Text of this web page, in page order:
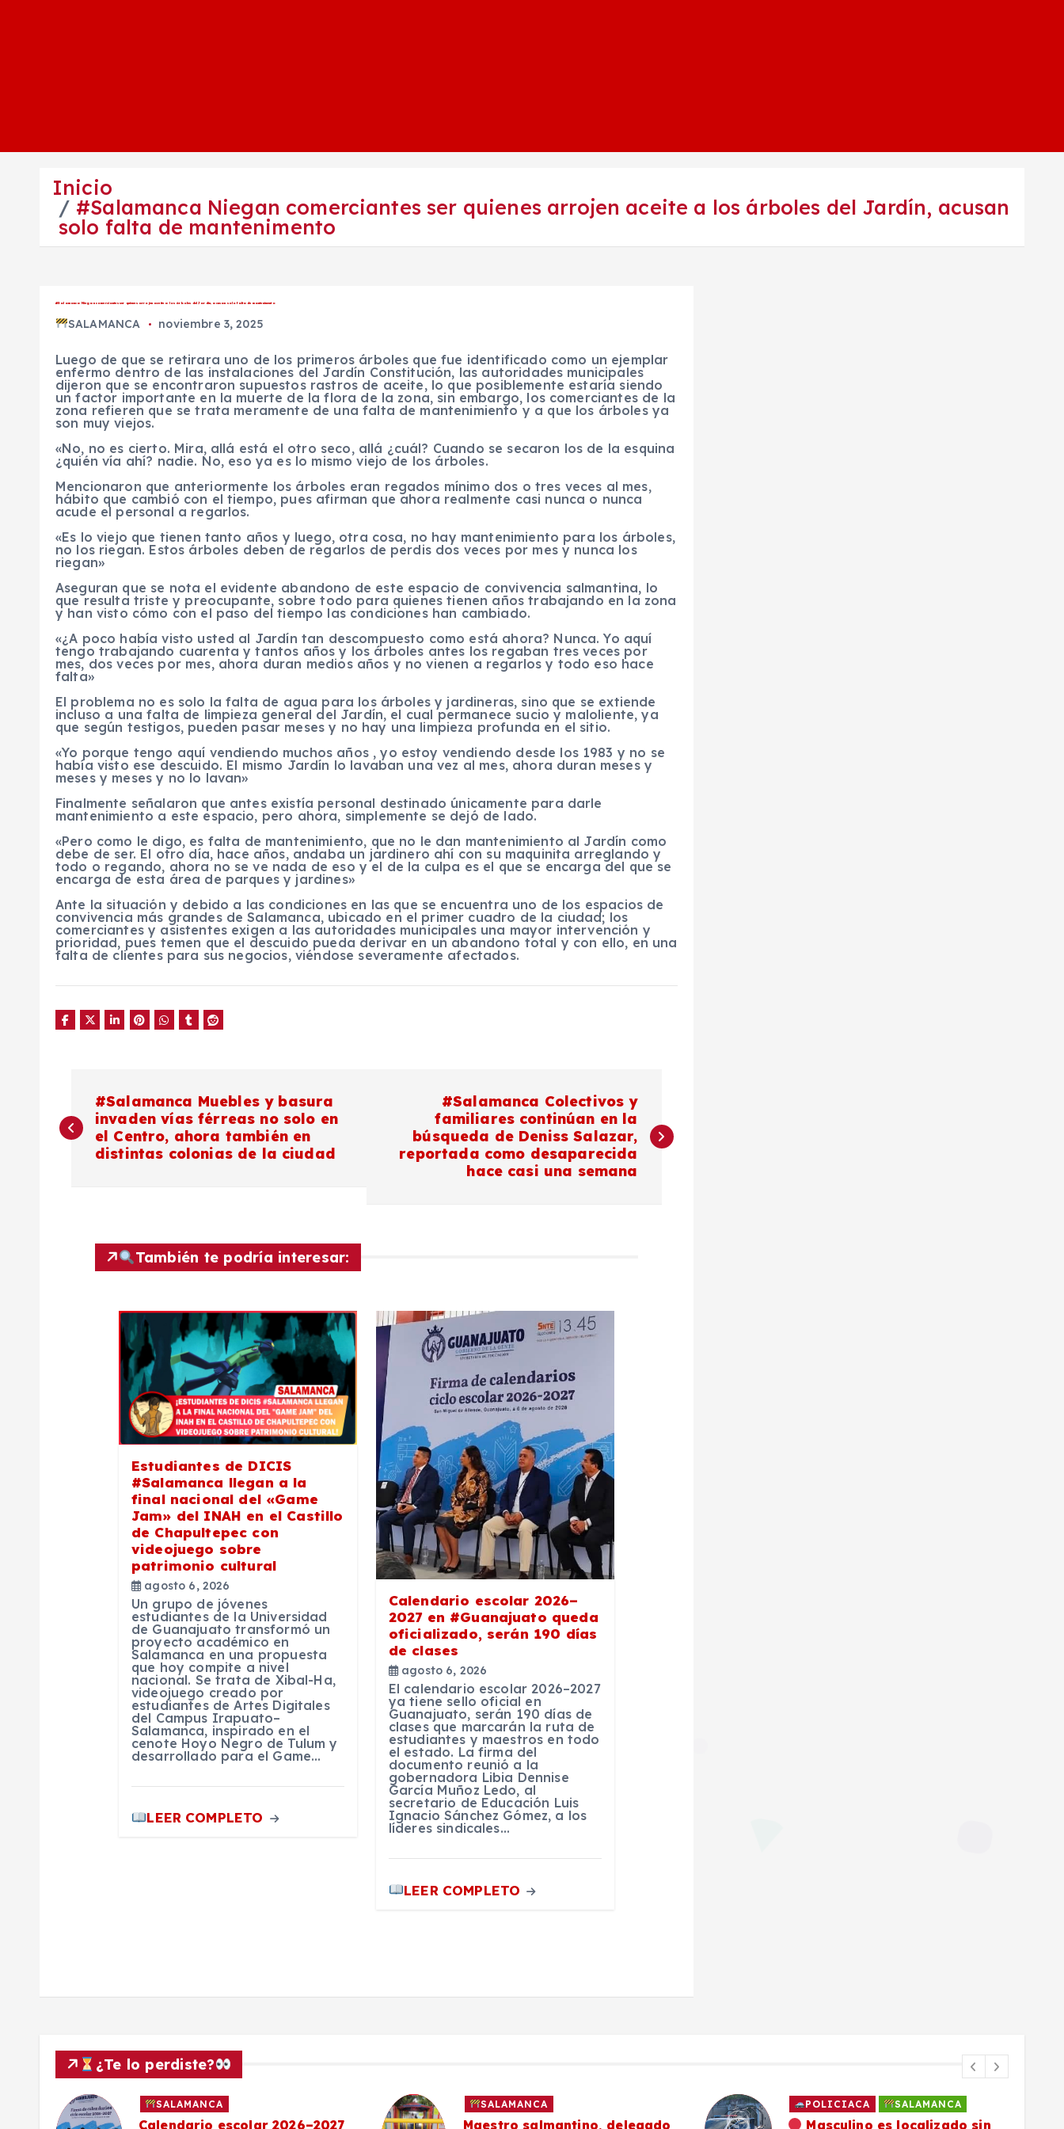
Inicio
#Salamanca Niegan comerciantes ser quienes arrojen aceite a los árboles del Jardín, acusan
solo falta de mantenimento
#Salamanca Niegan comerciantes ser quienes arrojen aceite a los árboles del Jardín, acusan solo falta de mantenimento
SALAMANCA noviembre 3, 2025
Luego de que se retirara uno de los primeros árboles que fue identificado como un ejemplar
enfermo dentro de las instalaciones del Jardín Constitución, las autoridades municipales
dijeron que se encontraron supuestos rastros de aceite, lo que posiblemente estaría siendo
un factor importante en la muerte de la flora de la zona, sin embargo, los comerciantes de la
zona refieren que se trata meramente de una falta de mantenimiento y a que los árboles ya
son muy viejos.
«No, no es cierto. Mira, allá está el otro seco, allá ¿cuál? Cuando se secaron los de la esquina
¿quién vía ahí? nadie. No, eso ya es lo mismo viejo de los árboles.
Mencionaron que anteriormente los árboles eran regados mínimo dos o tres veces al mes,
hábito que cambió con el tiempo, pues afirman que ahora realmente casi nunca o nunca
acude el personal a regarlos.
«Es lo viejo que tienen tanto años y luego, otra cosa, no hay mantenimiento para los árboles,
no los riegan. Estos árboles deben de regarlos de perdis dos veces por mes y nunca los
riegan»
Aseguran que se nota el evidente abandono de este espacio de convivencia salmantina, lo
que resulta triste y preocupante, sobre todo para quienes tienen años trabajando en la zona
y han visto cómo con el paso del tiempo las condiciones han cambiado.
«¿A poco había visto usted al Jardín tan descompuesto como está ahora? Nunca. Yo aquí
tengo trabajando cuarenta y tantos años y los árboles antes los regaban tres veces por
mes, dos veces por mes, ahora duran medios años y no vienen a regarlos y todo eso hace
falta»
El problema no es solo la falta de agua para los árboles y jardineras, sino que se extiende
incluso a una falta de limpieza general del Jardín, el cual permanece sucio y maloliente, ya
que según testigos, pueden pasar meses y no hay una limpieza profunda en el sitio.
«Yo porque tengo aquí vendiendo muchos años , yo estoy vendiendo desde los 1983 y no se
había visto ese descuido. El mismo Jardín lo lavaban una vez al mes, ahora duran meses y
meses y meses y no lo lavan»
Finalmente señalaron que antes existía personal destinado únicamente para darle
mantenimiento a este espacio, pero ahora, simplemente se dejó de lado.
«Pero como le digo, es falta de mantenimiento, que no le dan mantenimiento al Jardín como
debe de ser. El otro día, hace años, andaba un jardinero ahí con su maquinita arreglando y
todo o regando, ahora no se ve nada de eso y el de la culpa es el que se encarga del que se
encarga de esta área de parques y jardines»
Ante la situación y debido a las condiciones en las que se encuentra uno de los espacios de
convivencia más grandes de Salamanca, ubicado en el primer cuadro de la ciudad; los
comerciantes y asistentes exigen a las autoridades municipales una mayor intervención y
prioridad, pues temen que el descuido pueda derivar en un abandono total y con ello, en una
falta de clientes para sus negocios, viéndose severamente afectados.
a
#Salamanca Muebles y basura
invaden vías férreas no solo en
el Centro, ahora también en
distintas colonias de la ciudad
#Salamanca Colectivos y
familiares continúan en la
búsqueda de Deniss Salazar,
reportada como desaparecida
hace casi una semana
También te podría interesar:
Estudiantes de DICIS
#Salamanca llegan a la
final nacional del «Game
Jam» del INAH en el Castillo
de Chapultepec con
videojuego sobre
patrimonio cultural
agosto 6, 2026
Un grupo de jóvenes
estudiantes de la Universidad
de Guanajuato transformó un
proyecto académico en
Salamanca en una propuesta
que hoy compite a nivel
nacional. Se trata de Xibal-Ha,
videojuego creado por
estudiantes de Artes Digitales
del Campus Irapuato–
Salamanca, inspirado en el
cenote Hoyo Negro de Tulum y
desarrollado para el Game…
LEER COMPLETO
Calendario escolar 2026–
2027 en #Guanajuato queda
oficializado, serán 190 días
de clases
agosto 6, 2026
El calendario escolar 2026–2027
ya tiene sello oficial en
Guanajuato, serán 190 días de
clases que marcarán la ruta de
estudiantes y maestros en todo
el estado. La firma del
documento reunió a la
gobernadora Libia Dennise
García Muñoz Ledo, al
secretario de Educación Luis
Ignacio Sánchez Gómez, a los
líderes sindicales…
LEER COMPLETO
¿Te lo perdiste?
SALAMANCA
Calendario escolar 2026–2027
SALAMANCA
Maestro salmantino, delegado
POLICIACA SALAMANCA
Masculino es localizado sin